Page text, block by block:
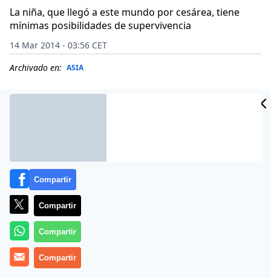
La niña, que llegó a este mundo por cesárea, tiene
mínimas posibilidades de supervivencia
14 Mar 2014 - 03:56 CET
Archivado en: ASIA
Urmila Sharma, de 28 años, ha dado a luz a gemelos
Compartir
Compartir
Compartir
Compartir